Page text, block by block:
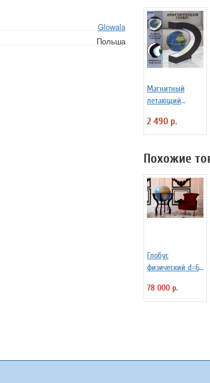
Glowala
Польша
Магнитный
летающий
арт. 1053
2 490 р.
Похожие
Глобус
физический d=64
деревянной
подставке
78 000 р.